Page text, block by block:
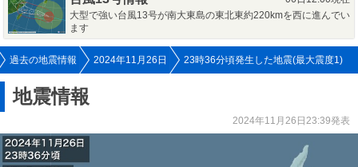
大型で強い台風13号が南大東島の東北東約220kmを西に進んでい
ます
過去の地震情報 2024年11月26日 23時36分頃発生した地震(最大震度1)
地震情報
2024年11月26日23:39発表